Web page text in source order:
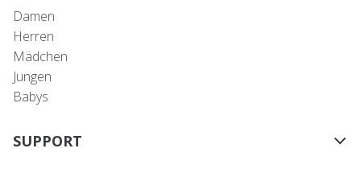
Damen
Herren
Mädchen
Jungen
Babys
SUPPORT